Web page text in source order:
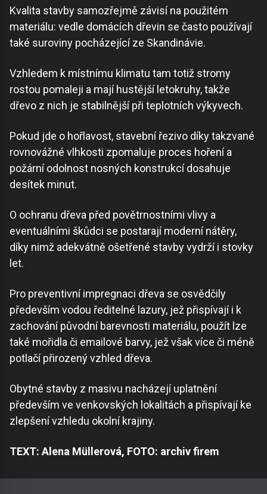
Kvalita stavby samozřejmě závisí na použitém
materiálu: vedle domácích dřevin se často používají
také suroviny pocházející ze Skandinávie.
Vzhledem k místnímu klimatu tam totiž stromy
rostou pomaleji a mají hustější letokruhy, takže
dřevo z nich je stabilnější při teplotních výkyvech.
Pokud jde o hořlavost, stavební řezivo díky takzvané
rovnovážné vlhkosti zpomaluje proces hoření a
požární odolnost nosných konstrukcí dosahuje
desítek minut.
O ochranu dřeva před povětrnostními vlivy a
eventuálními škůdci se postarají moderní nátěry,
díky nimž adekvátně ošetřené stavby vydrží i stovky
let.
Pro preventivní impregnaci dřeva se osvědčily
především vodou ředitelné lazury, jež přispívají i k
zachování původní barevnosti materiálu, použít lze
také mořidla či emailové barvy, jež však více či méně
potlačí přirozený vzhled dřeva.
Obytné stavby z masivu nacházejí uplatnění
především ve venkovských lokalitách a přispívají ke
zlepšení vzhledu okolní krajiny.
TEXT: Alena Müllerová, FOTO: archiv firem